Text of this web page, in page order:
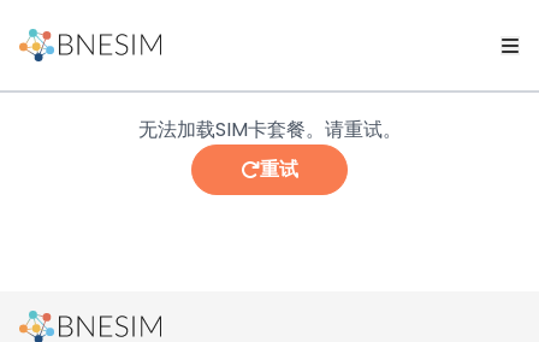
无法加载SIM卡套餐。请重试。
重试